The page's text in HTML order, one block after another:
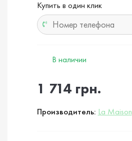
Купить в один клик
В наличии
1 714 грн.
Производитель: La Maison